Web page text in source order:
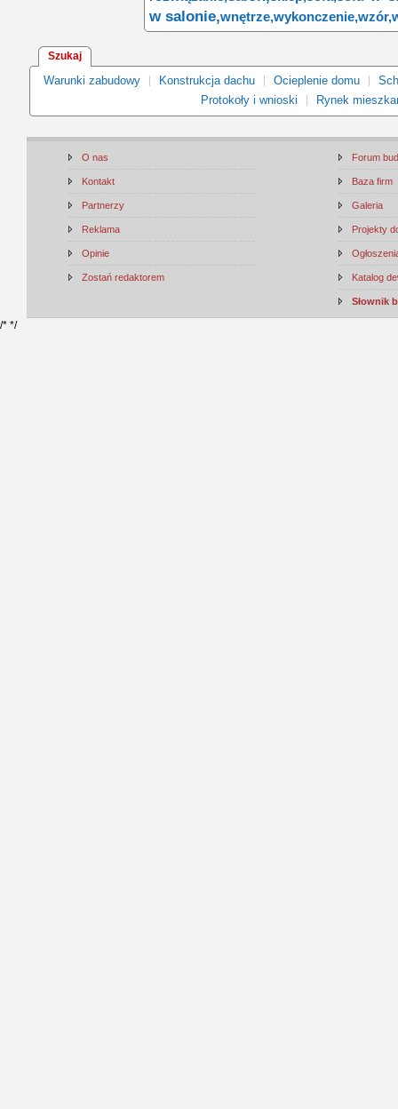
w salonie,wnętrze,wykonczenie,wzór,
Szukaj
Warunki zabudowy Konstrukcja dachu Ocieplenie domu
Protokoły i wnioski
Rynek
O nas
Kontakt
Partnerzy
Reklama
Opinie
Zostań redaktorem
Forum
Baza firm
Galeria
Projekty
Katalog
Słownik
/* */